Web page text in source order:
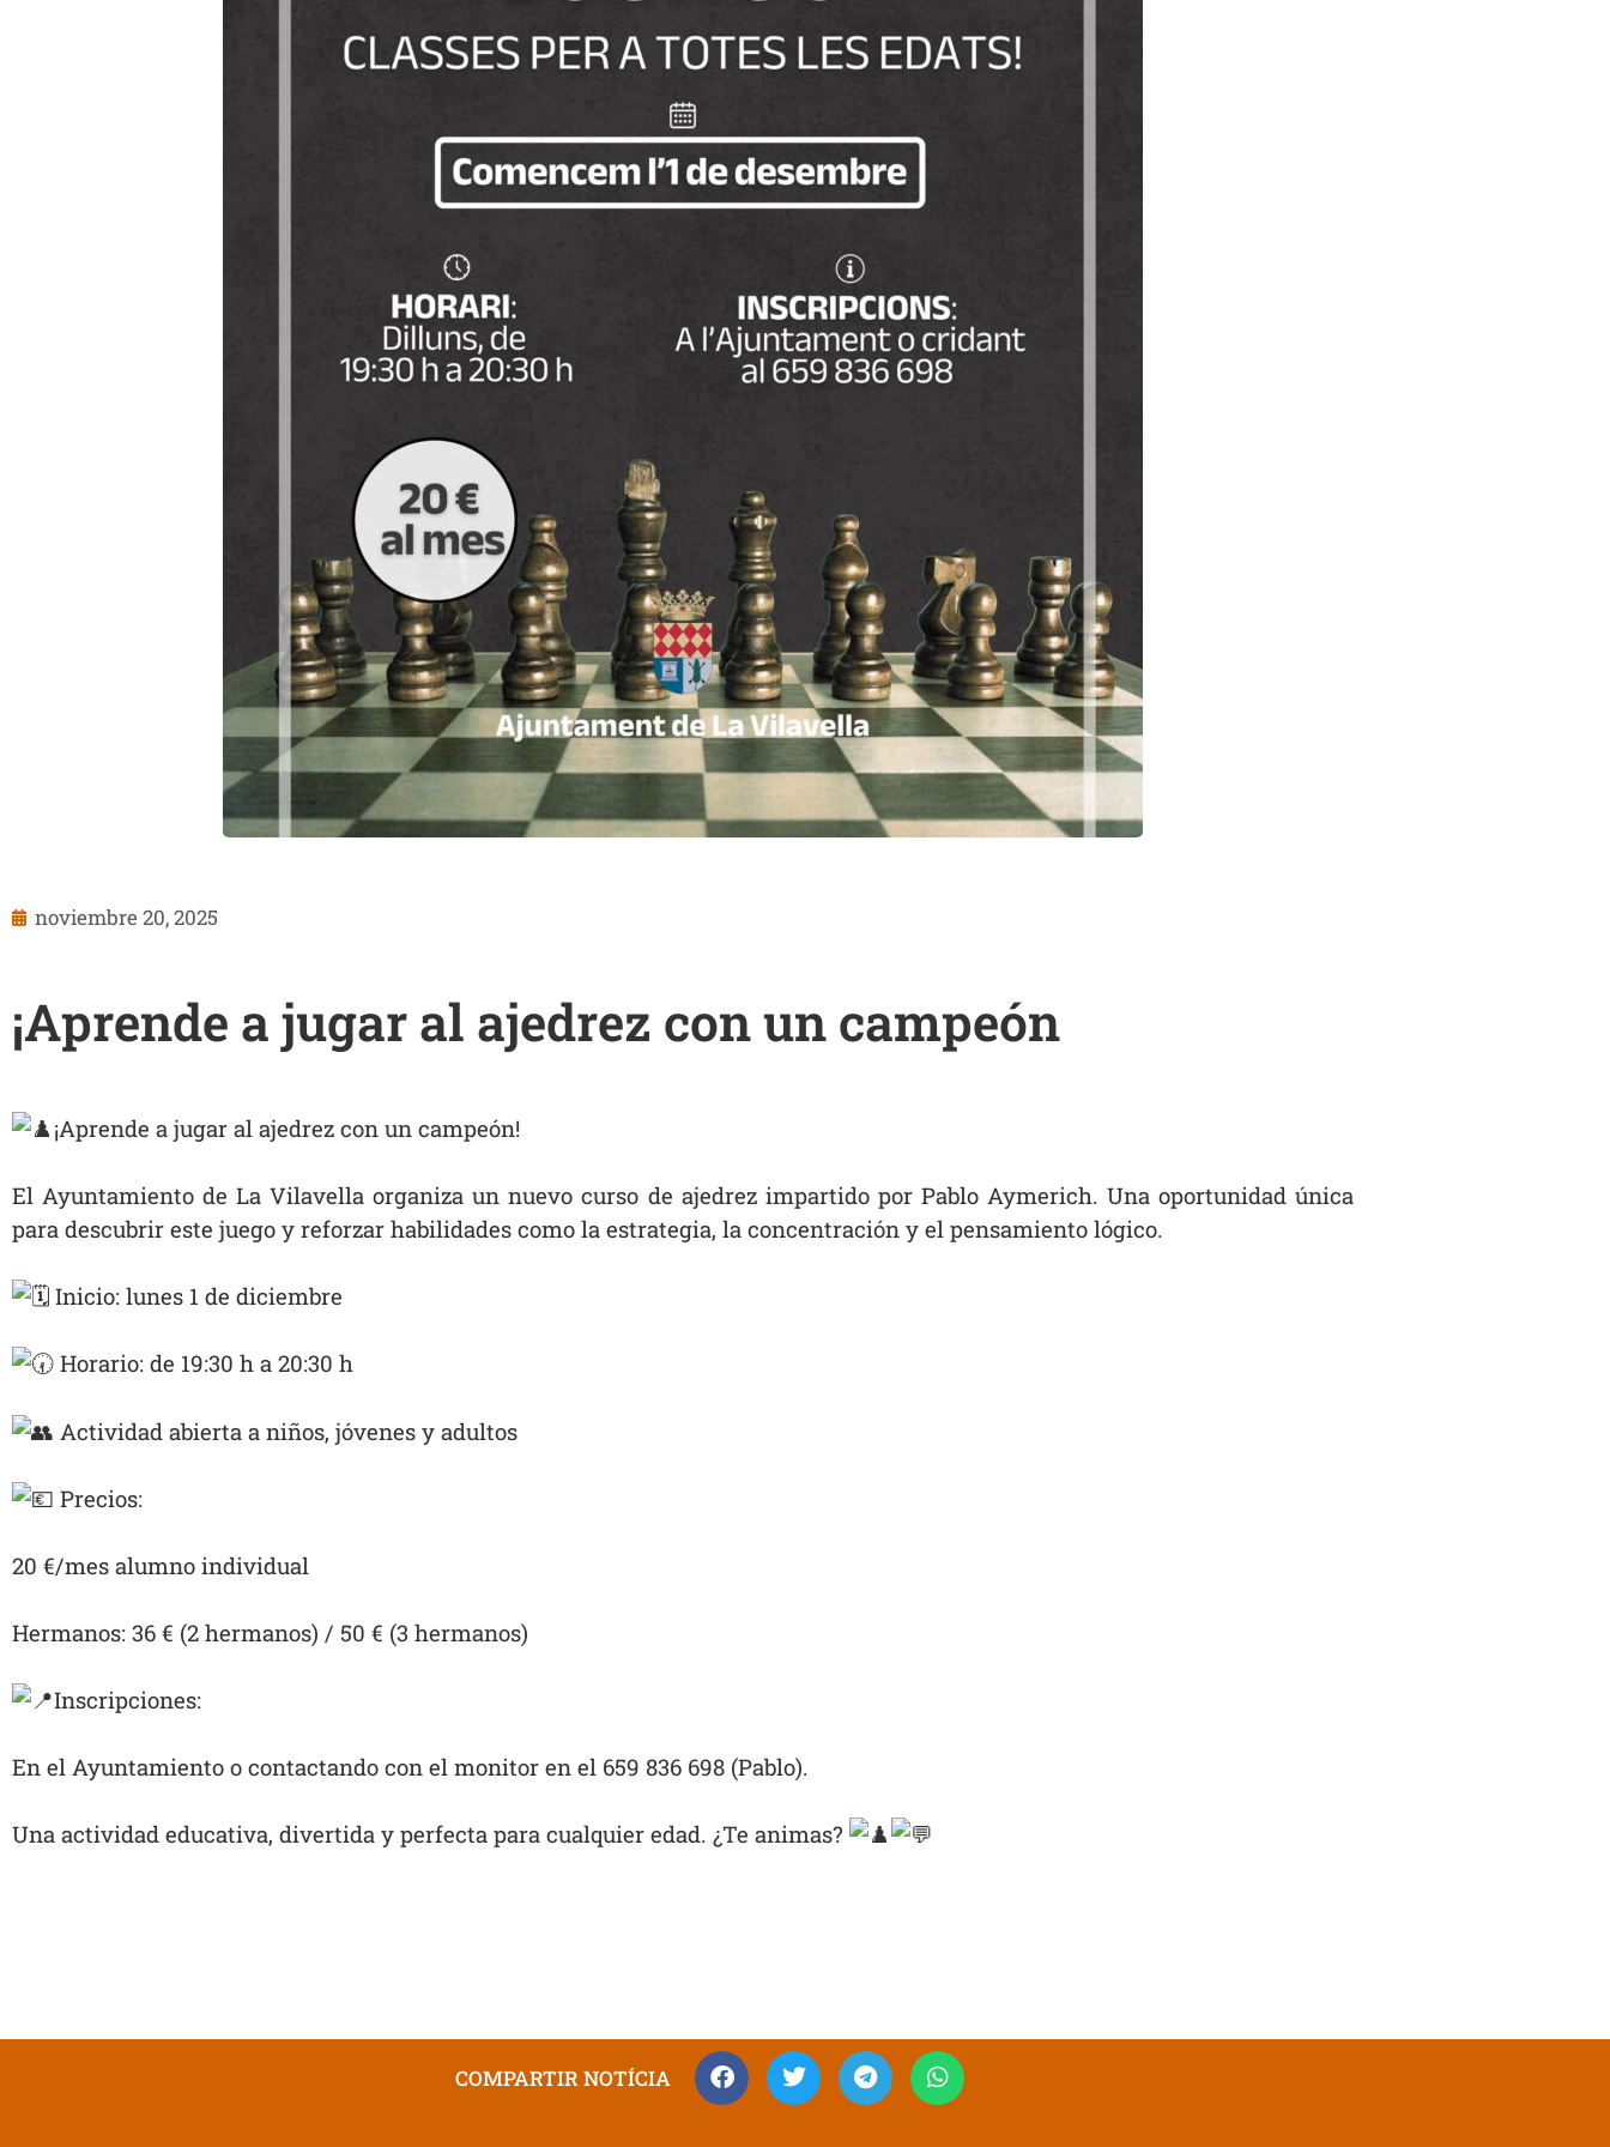
noviembre 20, 2025
¡Aprende a jugar al ajedrez con un campeón
¡Aprende a jugar al ajedrez con un campeón!
El Ayuntamiento de La Vilavella organiza un nuevo curso de ajedrez impartido por Pablo Aymerich. Una oportunidad única
para descubrir este juego y reforzar habilidades como la estrategia, la concentración y el pensamiento lógico.
Inicio: lunes 1 de diciembre
Horario: de 19:30 h a 20:30 h
Actividad abierta a niños, jóvenes y adultos
Precios:
20 €/mes alumno individual
Hermanos: 36 € (2 hermanos) / 50 € (3 hermanos)
Inscripciones:
En el Ayuntamiento o contactando con el monitor en el 659 836 698 (Pablo).
Una actividad educativa, divertida y perfecta para cualquier edad. ¿Te animas?
COMPARTIR NOTÍCIA